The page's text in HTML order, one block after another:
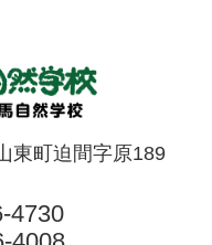
東町迫間字原189
4730